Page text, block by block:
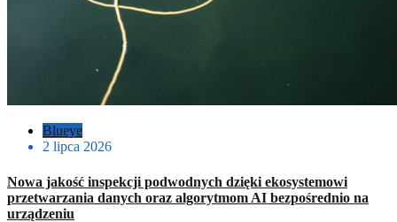
Blueye
2 lipca 2026
Nowa jakość inspekcji podwodnych dzięki ekosystemowi
przetwarzania danych oraz algorytmom AI bezpośrednio na
urządzeniu